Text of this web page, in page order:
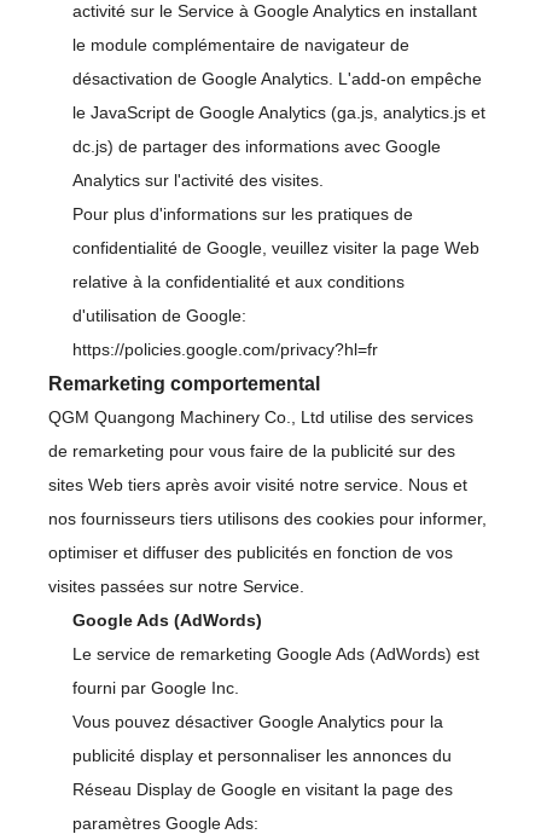
activité sur le Service à Google Analytics en installant
le module complémentaire de navigateur de
désactivation de Google Analytics. L'add-on empêche
le JavaScript de Google Analytics (ga.js, analytics.js et
dc.js) de partager des informations avec Google
Analytics sur l'activité des visites.
Pour plus d'informations sur les pratiques de
confidentialité de Google, veuillez visiter la page Web
relative à la confidentialité et aux conditions
d'utilisation de Google:
https://policies.google.com/privacy?hl=fr
Remarketing comportemental
QGM Quangong Machinery Co., Ltd utilise des services
de remarketing pour vous faire de la publicité sur des
sites Web tiers après avoir visité notre service. Nous et
nos fournisseurs tiers utilisons des cookies pour informer,
optimiser et diffuser des publicités en fonction de vos
visites passées sur notre Service.
Google Ads (AdWords)
Le service de remarketing Google Ads (AdWords) est
fourni par Google Inc.
Vous pouvez désactiver Google Analytics pour la
publicité display et personnaliser les annonces du
Réseau Display de Google en visitant la page des
paramètres Google Ads: